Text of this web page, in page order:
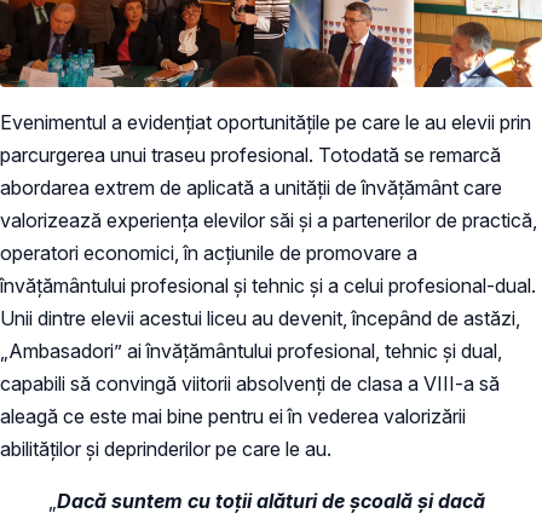
Evenimentul a evidențiat oportunităţile pe care le au elevii prin
parcurgerea unui traseu profesional. Totodată se remarcă
abordarea extrem de aplicată a unităţii de învăţământ care
valorizează experienţa elevilor săi şi a partenerilor de practică,
operatori economici, în acţiunile de promovare a
învăţământului profesional şi tehnic și a celui profesional-dual.
Unii dintre elevii acestui liceu au devenit, începând de astăzi,
„Ambasadori” ai învăţământului profesional, tehnic şi dual,
capabili să convingă viitorii absolvenţi de clasa a VIII-a să
aleagă ce este mai bine pentru ei în vederea valorizării
abilităţilor şi deprinderilor pe care le au.
Dacă suntem cu toții alături de școală și dacă